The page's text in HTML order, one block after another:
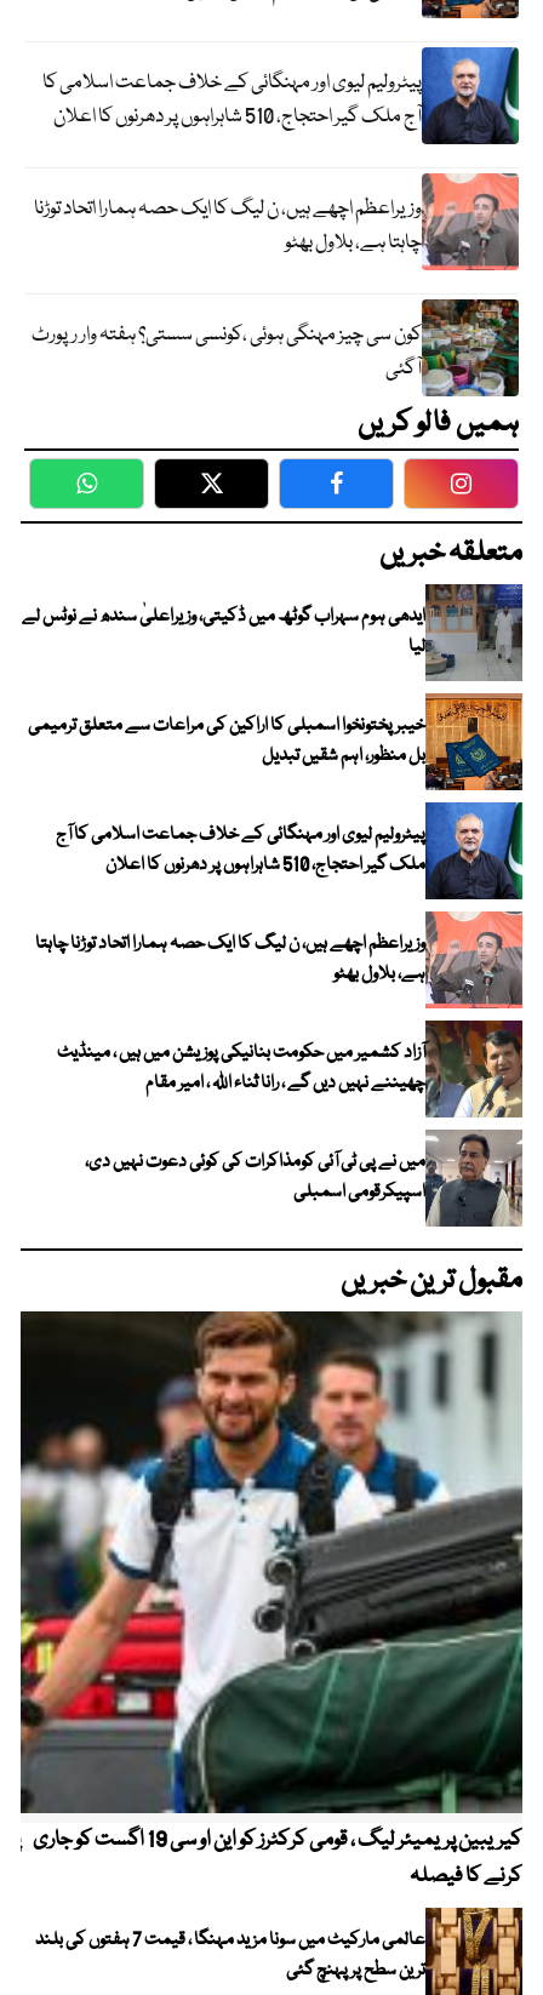
پیٹرولیم لیوی اور مہنگائی کے خلاف جماعت اسلامی کا
آج ملک گیر احتجاج، 510 شاہراہوں پر دھرنوں کا اعلان
وزیراعظم اچھے ہیں، ن لیگ کا ایک حصہ ہمارا اتحاد توڑنا
چاہتا ہے، بلاول بھٹو
کون سی چیز مہنگی ہوئی ،کونسی سستی؟ ہفتہ وار رپورٹ
آگئی
ہمیں فالو کریں
WhatsApp Twitter Facebook
متعلقہ خبریں
ایدھی ہوم سہراب گوٹھ میں ڈکیتی، وزیراعلیٰ سندھ نے نوٹس لے
لیا
خیبرپختونخوا اسمبلی کا اراکین کی مراعات سے متعلق ترمیمی
بل منظور، اہم شقیں تبدیل
پیٹرولیم لیوی اور مہنگائی کے خلاف جماعت اسلامی کا آج
ملک گیر احتجاج، 510 شاہراہوں پر دھرنوں کا اعلان
وزیراعظم اچھے ہیں، ن لیگ کا ایک حصہ ہمارا اتحاد توڑنا چاہتا
ہے، بلاول بھٹو
آزاد کشمیر میں حکومت بنانیکی پوزیشن میں ہیں ، مینڈیٹ
چھیننے نہیں دیں گے ، رانا ثناء اللہ ، امیر مقام
میں نے پی ٹی آئی کومذاکرات کی کوئی دعوت نہیں دی،
اسپیکرقومی اسمبلی
مقبول ترین خبریں
کیریبین پریمیئر لیگ ، قومی کرکٹرز کو این او سی 19 اگست کو جاری
کرنے کا فیصلہ
عالمی مارکیٹ میں سونا مزید مہنگا ، قیمت 7 ہفتوں کی بلند
ترین سطح پر پہنچ گئی